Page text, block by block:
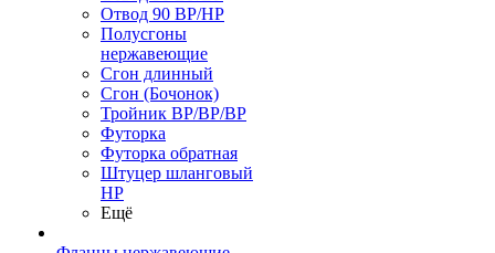
Отвод 90 ВР/НР
Полусгоны
нержавеющие
Сгон длинный
Сгон (Бочонок)
Тройник ВР/ВР/ВР
Футорка
Футорка обратная
Штуцер шланговый
НР
Ещё